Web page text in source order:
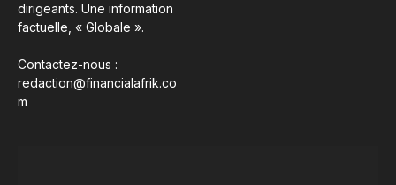
dirigeants. Une information
factuelle, « Globale ».
Contactez-nous :
redaction@financialafrik.co
m